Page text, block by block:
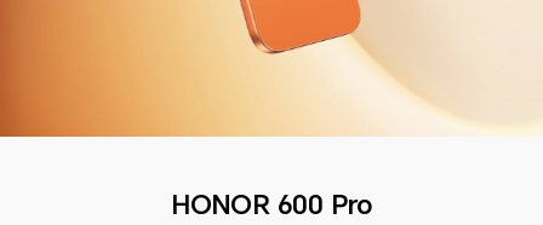
HONOR 600 Pro